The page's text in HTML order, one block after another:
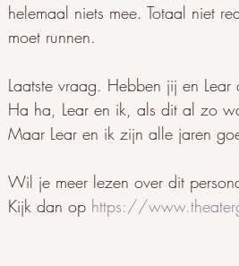
helemaal niets mee. Totaal niet
moet runnen.
Laatste vraag. Hebben jij en
Ha ha, Lear en ik, als dit al zo
Maar Lear en ik zijn alle jaren
Wil je meer lezen over dit
Kijk dan op https://